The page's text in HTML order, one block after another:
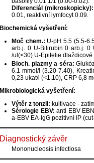
Diferenciál (mikroskopicky):
0.01, reaktivní lymfocyt 0.09.
Biochemická vyšetření:
Moč chem.: U-pH 5.5 (5.5-
arb.j. 0 U-Bilirubin 0 arb.j. 0
/ul(<30) U-Epitelie
Bioch. plazmy a séra:
6.1 mmol/l (3.20-7.40),
0,23 ukat/l (<1.10), CRP 6,8
Mikrobiologická vyšetření:
Výtěr z tonzil: kultivace -
Sérologie EBV: anti EBV
a-EBV EA-IgG pozitivní IP
Diagnostický závěr
Mononucleosis infectiosa